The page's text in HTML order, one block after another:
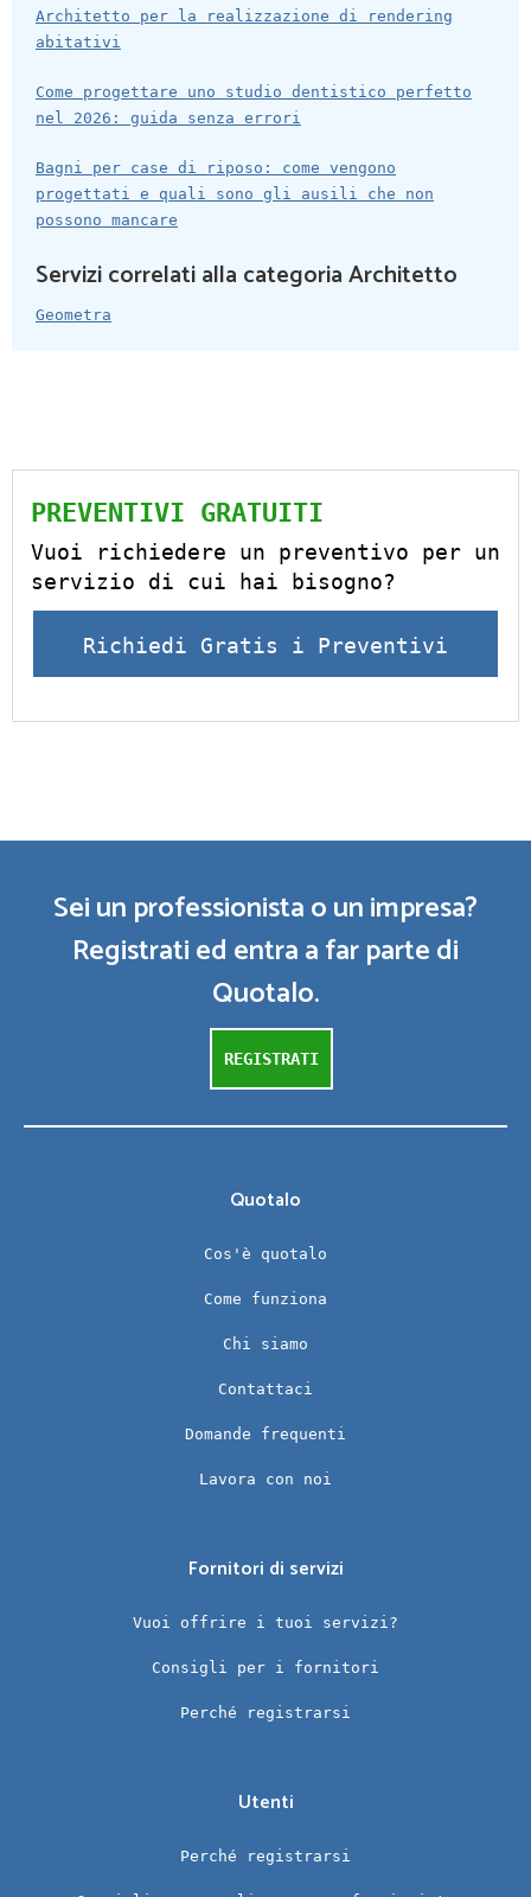
Architetto per la realizzazione di rendering
abitativi
Come progettare uno studio dentistico perfetto
nel 2026: guida senza errori
Bagni per case di riposo: come vengono
progettati e quali sono gli ausili che non
possono mancare
Servizi correlati alla categoria Architetto
Geometra
PREVENTIVI GRATUITI
Vuoi richiedere un preventivo per un
servizio di cui hai bisogno?
Richiedi Gratis i Preventivi
Sei un professionista o un impresa?
Registrati ed entra a far parte di
Quotalo.
REGISTRATI
Quotalo
Cos'è quotalo
Come funziona
Chi siamo
Contattaci
Domande frequenti
Lavora con noi
Fornitori di servizi
Vuoi offrire i tuoi servizi?
Consigli per i fornitori
Perché registrarsi
Utenti
Perché registrarsi